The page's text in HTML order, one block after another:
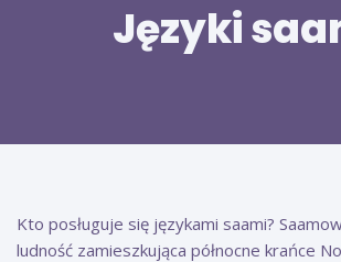
Języki
Kto posługuje się językami saami?
ludność zamieszkująca północne krańce